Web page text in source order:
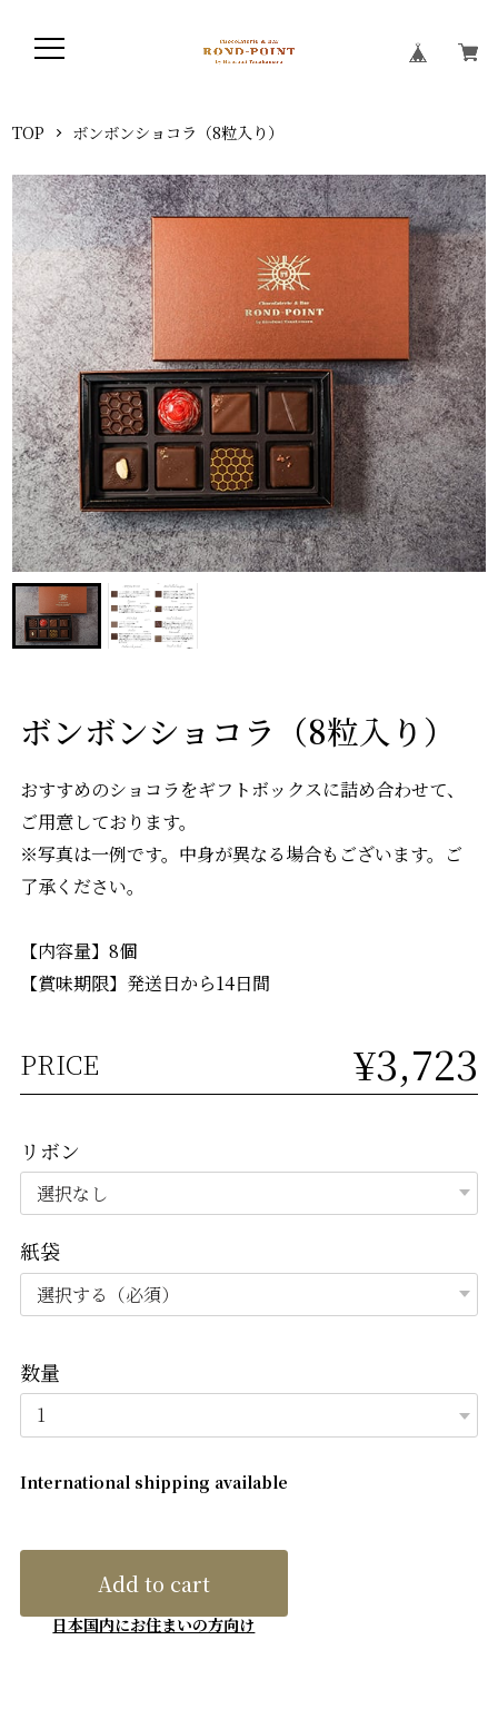
TOP ボンボンショコラ（8粒入り）
ボンボンショコラ（8粒入り）
おすすめのショコラをギフトボックスに詰め合わせて、
ご用意しております。
※写真は一例です。中身が異なる場合もございます。ご
了承ください。
【内容量】8個
【賞味期限】発送日から14日間
PRICE ¥3,723
リボン
紙袋
数量
International shipping available
Add to cart
日本国内にお住まいの方向け